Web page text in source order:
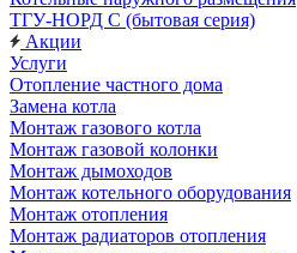
ТГУ-НОРД С (бытовая серия)
Акции
Услуги
Отопление частного дома
Замена котла
Монтаж газового котла
Монтаж газовой колонки
Монтаж дымоходов
Монтаж котельного оборудования
Монтаж отопления
Монтаж радиаторов отопления